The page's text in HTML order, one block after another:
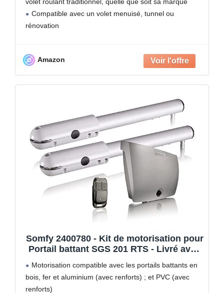
volet roulant traditionnel, quelle que soit sa marque
Compatible avec un volet menuisé, tunnel ou
rénovation
programmation à
Amazon
Somfy 2400780 - Kit de motorisation pour
Portail battant SGS 201 RTS - Livré avec
app Tahoma
Motorisation compatible avec les portails battants en
bois, fer et aluminium (avec renforts) ; et PVC (avec
renforts)